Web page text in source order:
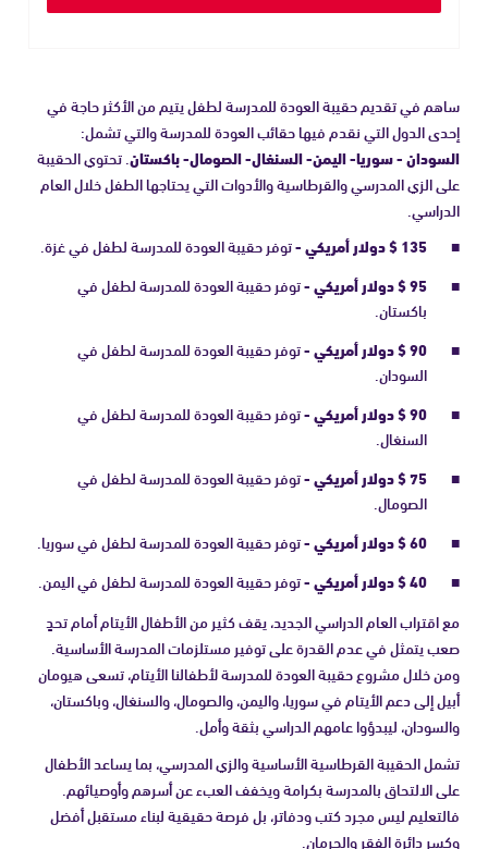
ساهم في تقديم حقيبة العودة للمدرسة لطفل يتيم من الأكثر حاجة في
إحدى الدول التي نقدم فيها حقائب العودة للمدرسة والتي تشمل:
السودان - سوريا- اليمن- السنغال- الصومال- باكستان. تحتوي الحقيبة
على الزي المدرسي والقرطاسية والأدوات التي يحتاجها الطفل خلال العام
الدراسي.
135 $ دولار أمريكي -
توفر حقيبة العودة للمدرسة لطفل في غزة.
95 $ دولار أمريكي -
توفر حقيبة العودة للمدرسة لطفل في
باكستان.
90 $ دولار أمريكي -
توفر حقيبة العودة للمدرسة لطفل في
السودان.
90 $ دولار أمريكي -
توفر حقيبة العودة للمدرسة لطفل في
السنغال.
75 $ دولار أمريكي -
توفر حقيبة العودة للمدرسة لطفل في
الصومال.
60 $ دولار أمريكي -
توفر حقيبة العودة للمدرسة لطفل في سوريا.
40 $ دولار أمريكي -
توفر حقيبة العودة للمدرسة لطفل في اليمن.
مع اقتراب العام الدراسي الجديد، يقف كثير من الأطفال الأيتام أمام تحدٍ
صعب يتمثل في عدم القدرة على توفير مستلزمات المدرسة الأساسية.
ومن خلال مشروع حقيبة العودة للمدرسة لأطفالنا الأيتام، تسعى هيومان
أبيل إلى دعم الأيتام في سوريا، واليمن، والصومال، والسنغال، وباكستان،
والسودان، ليبدؤوا عامهم الدراسي بثقة وأمل.
تشمل الحقيبة القرطاسية الأساسية والزي المدرسي، بما يساعد الأطفال
على الالتحاق بالمدرسة بكرامة ويخفف العبء عن أسرهم وأوصيائهم.
فالتعليم ليس مجرد كتب ودفاتر، بل فرصة حقيقية لبناء مستقبل أفضل
وكسر دائرة الفقر والحرمان.